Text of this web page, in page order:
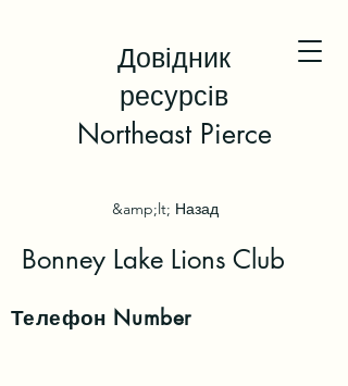
Довідник
ресурсів
Northeast Pierce
&amp;lt; Назад
Bonney Lake Lions Club
Телефон Number